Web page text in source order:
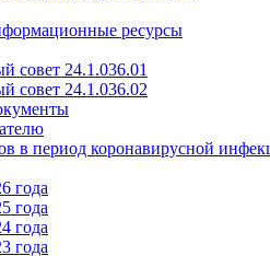
ресурсы
совет 24.1.036.01
совет 24.1.036.02
в период коронавирусной
года
года
года
года